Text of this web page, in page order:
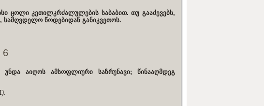
ცოლი კეთილკრძალულების საბაბით. თუ გააძევებს,
წოდებიდან განიკვეთოს.
6
აიღოს ამსოფლიური საზრუნავი; წინააღმდეგ